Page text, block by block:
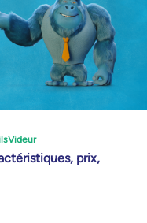
Videur
prix,